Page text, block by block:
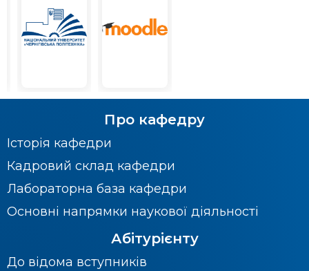
Про кафедру
Історія кафедри
Кадровий склад кафедри
Лабораторна база кафедри
Основні напрямки наукової діяльності
Абітурієнту
До відома вступників